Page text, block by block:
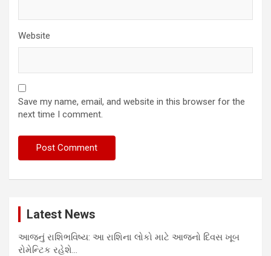
Website
Save my name, email, and website in this browser for the
next time I comment.
Latest News
આજનું રાશિભવિષ્ય: આ રાશિના લોકો માટે આજનો દિવસ ખૂબ
રોમેન્ટિક રહેશે…